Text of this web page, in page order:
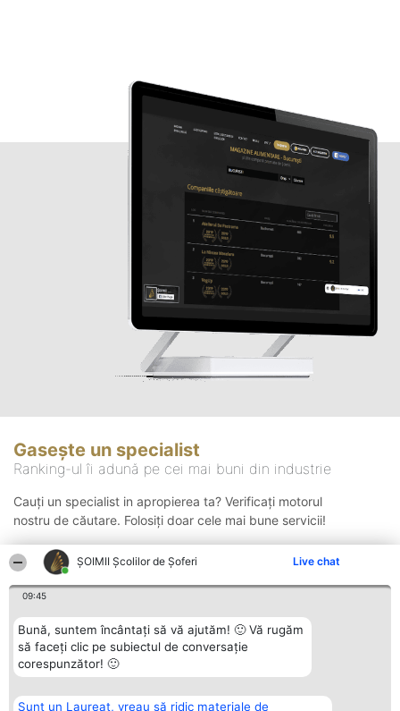
ŞOIMII Școlilor de Șoferi Live chat
09:45
Bună, suntem încântați să vă ajutăm! 🙂 Vă rugăm
să faceți clic pe subiectul de conversație
corespunzător! 🙂
Sunt un Laureat, vreau să ridic materiale de
Gasește un specialist
Ranking-ul îi adună pe cei mai buni din industrie
Cauți un specialist in apropierea ta? Verificați motorul
nostru de căutare. Folosiți doar cele mai bune servicii!
Organizator Ranking Plebiscyt Contact